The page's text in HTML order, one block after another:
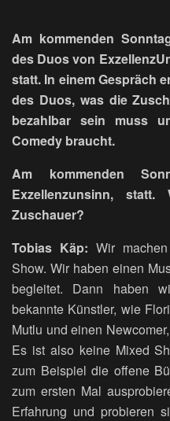
Am kommenden
des Duos von
statt. In einem Gespräch
des Duos, was die
bezahlbar sein muss
Comedy braucht.
Am kommenden
Exzellenzunsinn,
Zuschauer?
Tobias Käp: Wir
Show. Wir haben einen
begleitet. Dann haben
bekannte Künstler, wie
Mutlu und einen
Es ist also keine Mixed
zum Beispiel die offene
zum ersten Mal
Erfahrung und probieren